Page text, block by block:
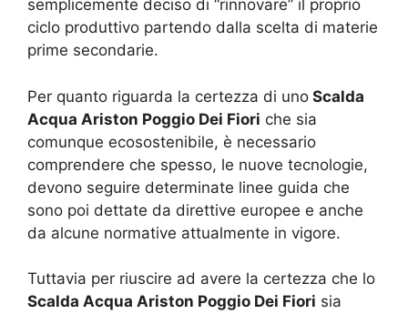
semplicemente deciso di “rinnovare” il proprio
ciclo produttivo partendo dalla scelta di materie
prime secondarie.
Per quanto riguarda la certezza di uno Scalda
Acqua Ariston Poggio Dei Fiori che sia
comunque ecosostenibile, è necessario
comprendere che spesso, le nuove tecnologie,
devono seguire determinate linee guida che
sono poi dettate da direttive europee e anche
da alcune normative attualmente in vigore.
Tuttavia per riuscire ad avere la certezza che lo
Scalda Acqua Ariston Poggio Dei Fiori sia